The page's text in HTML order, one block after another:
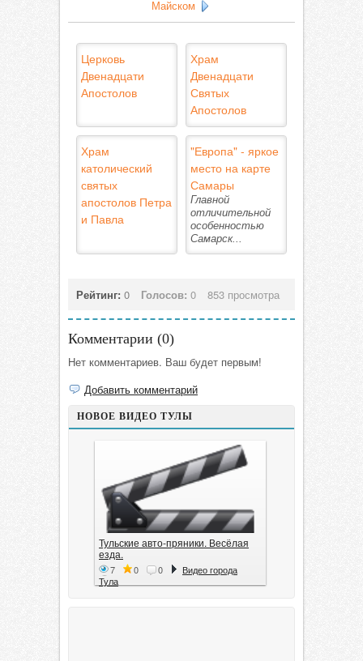
Майском
Церковь
Двенадцати
Апостолов
Храм
Двенадцати
Святых
Апостолов
Храм
католический
святых
апостолов Петра
и Павла
"Европа" - яркое
место на карте
Самары
Главной
отличительной
особенностью
Самарск...
Рейтинг: 0 Голосов: 0 853 просмотра
Комментарии (0)
Нет комментариев. Ваш будет первым!
Добавить комментарий
НОВОЕ ВИДЕО ТУЛЫ
Тульские авто-пряники. Весёлая
езда.
7 0 0
Видео города
Тула